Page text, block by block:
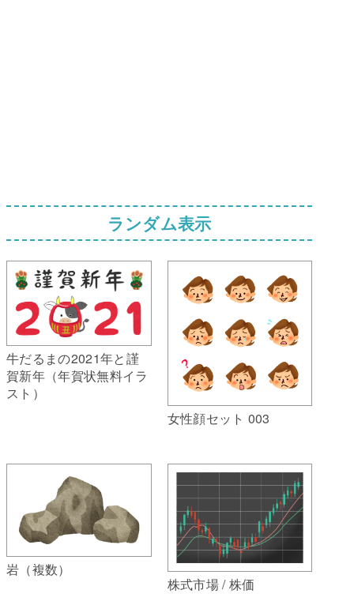
ランダム表示
牛だるまの2021年と謹
賀新年（年賀状無料イラ
スト）
女性顔セット 003
岩（複数）
株式市場 / 株価